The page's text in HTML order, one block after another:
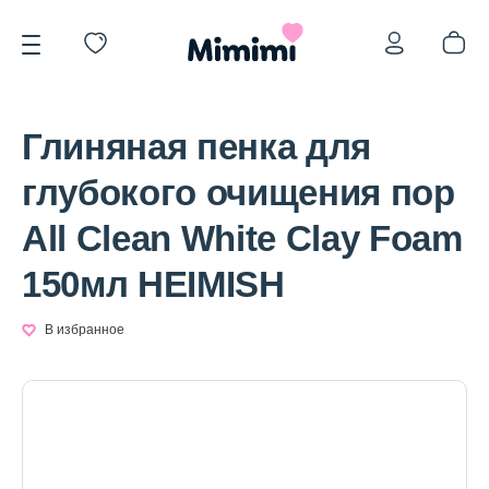
*OVERSTOCK -30%
Уход за лицом
Глиняная пенка для
глубокого очищения пор
All Clean White Clay Foam
150мл HEIMISH
В избранное